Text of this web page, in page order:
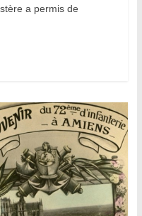
a permis de